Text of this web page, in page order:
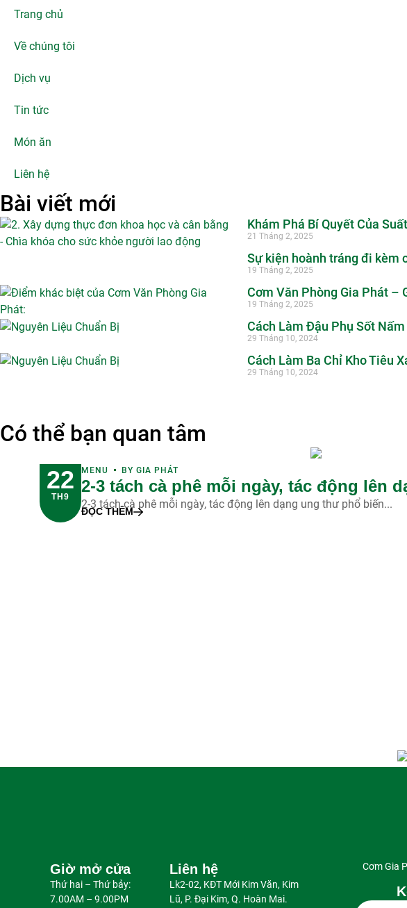
Trang chủ
Về chúng tôi
Dịch vụ
Tin tức
Món ăn
Liên hệ
Bài viết mới
Khám Phá Bí Quyết Của
21 Tháng 2, 2025
Sự kiện hoành tráng đi kèm
19 Tháng 2, 2025
Cơm Văn Phòng Gia Phát –
19 Tháng 2, 2025
Cách Làm Đậu Phụ Sốt
29 Tháng 10, 2024
Cách Làm Ba Chỉ Kho Tiêu
29 Tháng 10, 2024
Có thể bạn quan tâm
22
TH9
MENU BY GIA PHÁT
2-3 tách cà phê mỗi ngày, tác động lên
2-3 tách cà phê mỗi ngày, tác động lên dạng ung thư phổ biến...
ĐỌC THÊM
Giờ mở cửa
Thứ hai – Thứ bảy:
7.00AM – 9.00PM
Liên hệ
Lk2-02, KĐT Mới Kim Văn, Kim
Lũ, P. Đại Kim, Q. Hoàn Mai.
Cơm Gia